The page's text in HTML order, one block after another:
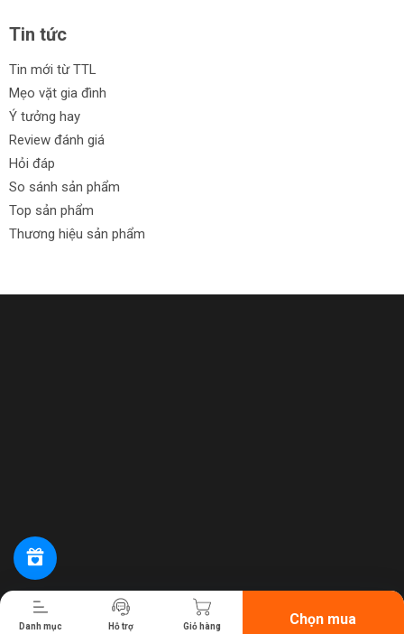
Danh mục Hỗ trợ Giỏ hàng Chọn mua
Tin tức
Tin mới từ TTL
Mẹo vặt gia đình
Ý tưởng hay
Review đánh giá
Hỏi đáp
So sánh sản phẩm
Top sản phẩm
Thương hiệu sản phẩm
Tiến hành thanh toán